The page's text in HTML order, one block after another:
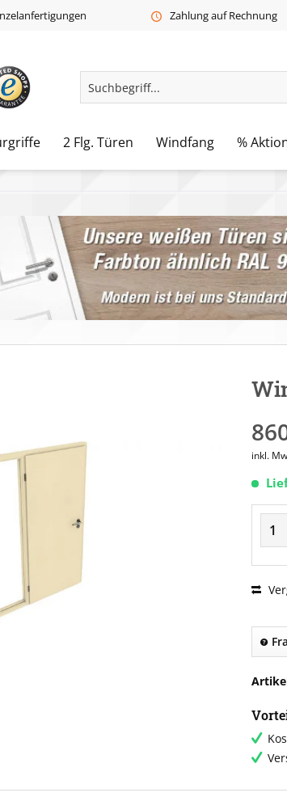
Zahlung auf Rechnung
2 Flg. Türen Windfang %
inkl.